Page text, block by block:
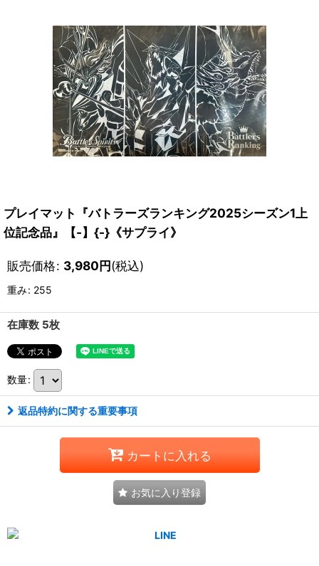
プレイマット『バトラーズランキング2025シーズン1上
位記念品』【-】{-}《サプライ》
販売価格: 3,980円(税込)
重み: 255
在庫数 5枚
数量:
返品特約に関する重要事項
カートに入れる
お気に入り登録